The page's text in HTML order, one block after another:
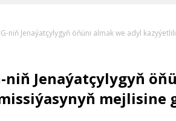
niň Jenaýatçylygyň öňüni almak we adyl
Jenaýatçylygyň
mejlisine